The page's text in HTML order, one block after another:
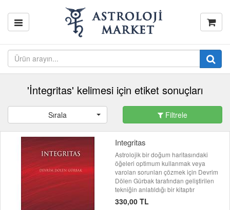
'İntegritas' kelimesi için etiket sonuçları
Sırala Filtrele
Integritas
Astrolojik bir doğum haritasındaki
öğeleri optimum kullanmak veya
varolan sorunları çözmek için Devrim
Dölen Gürbak tarafından geliştirilen
tekniğin anlatıldığı bir kitaptır
330,00 TL